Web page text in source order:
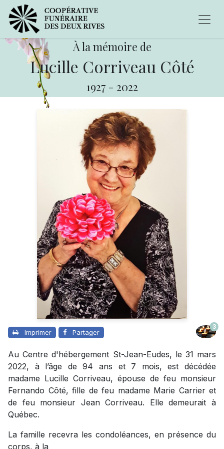
À la mémoire de
Lucille Corriveau Côté
1927 - 2022
Imprimer Partager
3
Au Centre d'hébergement St-Jean-Eudes, le 31 mars
2022, à l’âge de 94 ans et 7 mois, est décédée
madame Lucille Corriveau, épouse de feu monsieur
Fernando Côté, fille de feu madame Marie Carrier et
de feu monsieur Jean Corriveau. Elle demeurait à
Québec.
La famille recevra les condoléances, en présence du
corps, à la